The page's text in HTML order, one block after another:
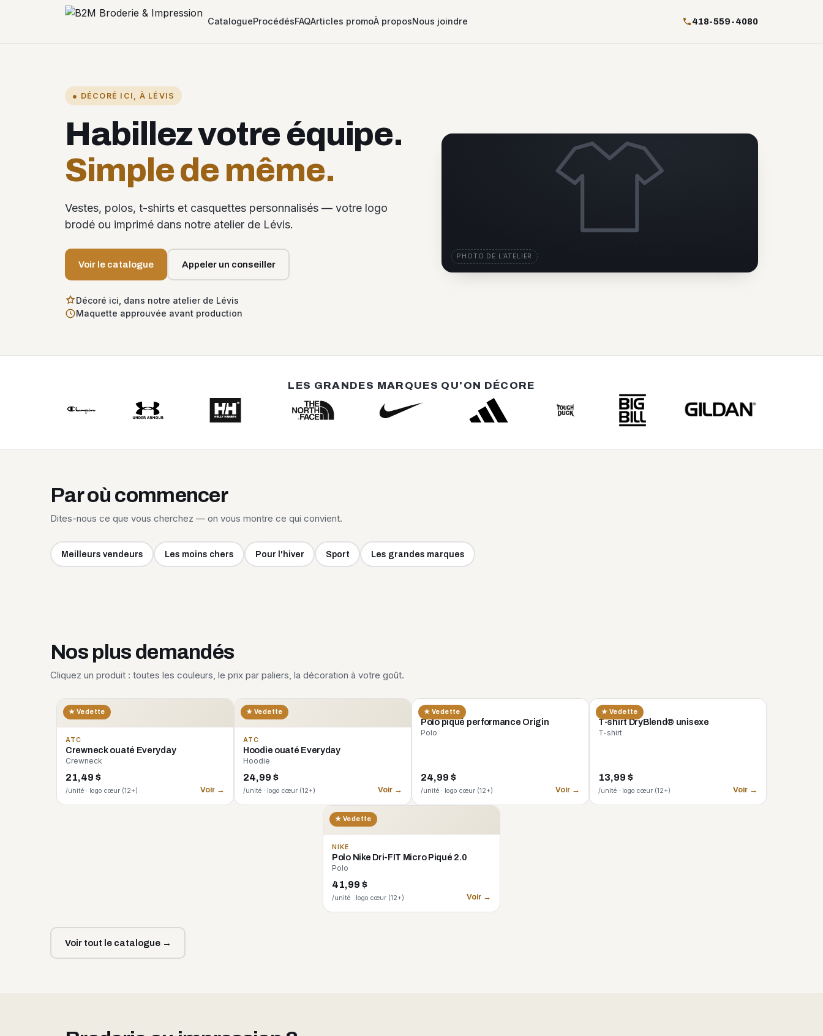
CatalogueProcédésFAQArticles promoÀ proposNous joindre 418-559-4080
● DÉCORÉ ICI, À LÉVIS
Habillez votre équipe.
Simple de même.
Vestes, polos, t-shirts et casquettes personnalisés — votre logo
brodé ou imprimé dans notre atelier de Lévis.
Voir le catalogue Appeler un conseiller
Décoré ici, dans notre atelier de Lévis
Maquette approuvée avant production
PHOTO DE L'ATELIER
LES GRANDES MARQUES QU'ON DÉCORE
Par où commencer
Dites-nous ce que vous cherchez — on vous montre ce qui convient.
Meilleurs vendeurs Les moins chers Pour l'hiver Sport Les grandes marques
Nos plus demandés
Cliquez un produit : toutes les couleurs, le prix par paliers, la décoration à votre goût.
★ Vedette
ATC
Crewneck ouaté Everyday
Crewneck
21,49 $
/unité · logo cœur (12+) Voir →
★ Vedette
ATC
Hoodie ouaté Everyday
Hoodie
24,99 $
/unité · logo cœur (12+) Voir →
★ Vedette
CORE 365
Polo piqué performance Origin
Polo
24,99 $
/unité · logo cœur (12+) Voir →
★ Vedette
GILDAN
T-shirt DryBlend® unisexe
T-shirt
13,99 $
/unité · logo cœur (12+) Voir →
★ Vedette
NIKE
Polo Nike Dri-FIT Micro Piqué 2.0
Polo
41,99 $
/unité · logo cœur (12+) Voir →
Voir tout le catalogue →